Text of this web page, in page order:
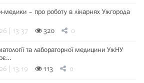
медики – про роботу в лікарнях Ужгорода
| 13:37 320 0
та лабораторної медицини УжНУ
| 13:19 113 0